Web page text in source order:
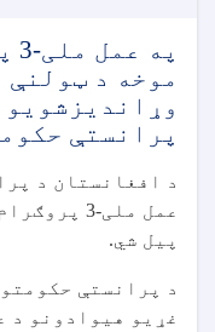
موخه د ټولنې
پرانستې
د افغانستان د
عمل ملی-3
پیل شي.
غړیو هیوادونو د